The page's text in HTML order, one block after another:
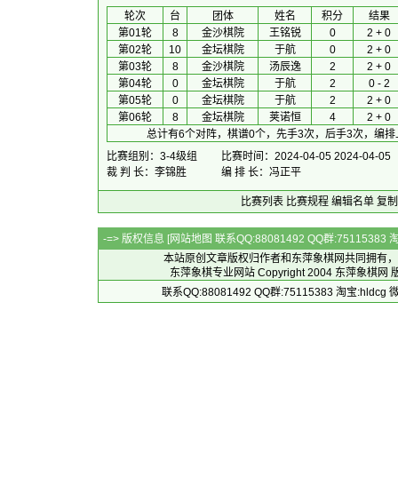
轮次 台 团体 姓名 积分
结果
第01轮
8 金沙棋院 王铭锐 0
2 + 0
第02轮
10 金坛棋院 于航 0
2 + 0
第03轮
8 金沙棋院 汤辰逸 2
2 + 0
第04轮
0 金坛棋院 于航 2
0 - 2
第05轮
0 金坛棋院 于航 2
2 + 0
第06轮
8 金坛棋院 荚诺恒 4
2 + 0
总计有6个对阵，棋谱0个，先手3次，后手3次，编
比赛组别：3-4级组
比赛时间：2024-04-05 2024-04-05
裁 判 长：李锦胜
编 排 长：冯正平
比赛列表 比赛规程 编辑名单 复
-=> 版权信息 [网站地图 联系QQ:88081492 QQ群:75115383
本站原创文章版权归作者和 东萍象棋网共同拥有
东萍象棋专业网站 Copyright 2004 东萍象棋网
联系QQ:88081492 QQ群:75115383 淘宝:hldcg